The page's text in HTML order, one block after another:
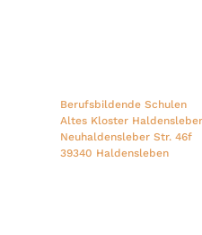
Berufsbildende Schulen
Altes Kloster
Neuhaldensleber Str. 46f
39340 Haldensleben